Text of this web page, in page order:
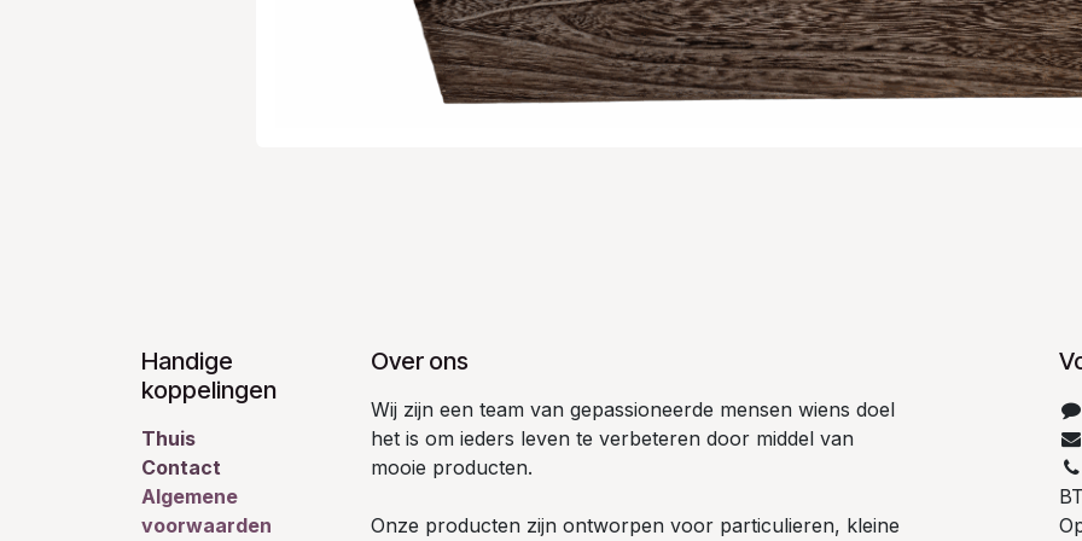
Handige
koppelingen
Thuis
Contact
Algemene
voorwaarden
Over ons
Wij zijn een team van gepassioneerde mensen wiens doel
het is om ieders leven te verbeteren door middel van
mooie producten.
Onze producten zijn ontworpen voor particulieren, kleine